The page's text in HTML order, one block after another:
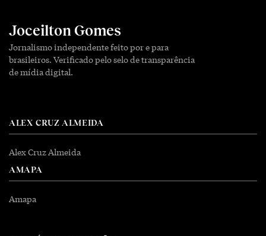
Joceilton Gomes
Jornalismo independente feito por e para
brasileiros. Verificado pelo selo de transparência
de mídia digital.
ALEX CRUZ ALMEIDA
Alex Cruz Almeida
AMAPA
Amapa